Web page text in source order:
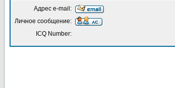
Адрес e-mail:
Личное сообщение:
ICQ Number: